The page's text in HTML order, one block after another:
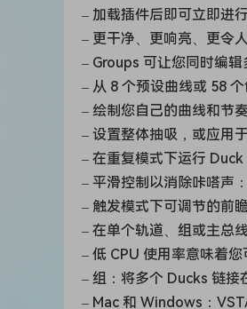
– 加载插件后即可立即进
– 更干净、更响亮、更令
– Groups 可让您同时编
– 从 8 个预设曲线或 58
– 绘制您自己的曲线和节
– 设置整体抽吸，或应用
– 在重复模式下运行
– 平滑控制以消除咔嗒声
– 触发模式下可调节的前
– 在单个轨道、组或主总
– 低 CPU 使用率意味着
– 组：将多个 Ducks 链接
– Mac 和 Windows：